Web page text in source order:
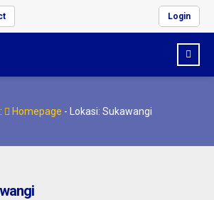
Login
Homepage - Lokasi: Sukawangi